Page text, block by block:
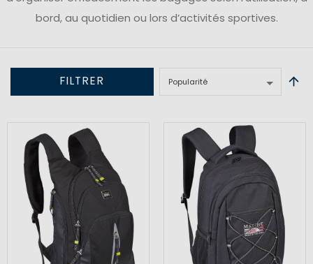
bord, au quotidien ou lors d’activités sportives.
FILTRER